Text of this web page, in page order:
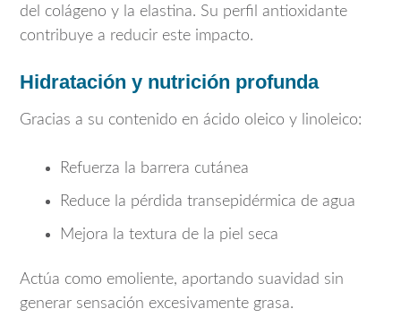
del colágeno y la elastina. Su perfil antioxidante
contribuye a reducir este impacto.
Hidratación y nutrición profunda
Gracias a su contenido en ácido oleico y linoleico:
Refuerza la barrera cutánea
Reduce la pérdida transepidérmica de agua
Mejora la textura de la piel seca
Actúa como emoliente, aportando suavidad sin
generar sensación excesivamente grasa.